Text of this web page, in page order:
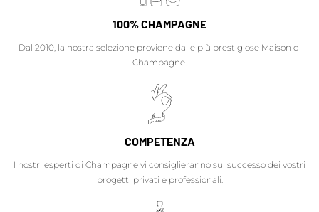
100% CHAMPAGNE
Dal 2010, la nostra selezione proviene dalle più prestigiose Maison di
Champagne.
COMPETENZA
I nostri esperti di Champagne vi consiglieranno sul successo dei vostri
progetti privati e professionali.